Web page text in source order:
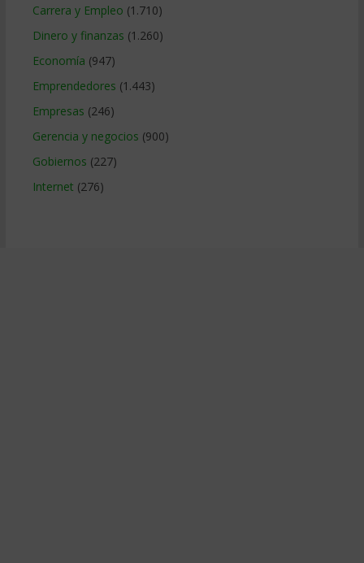
Carrera y Empleo (1.710)
Dinero y finanzas (1.260)
Economía (947)
Emprendedores (1.443)
Empresas (246)
Gerencia y negocios (900)
Gobiernos (227)
Internet (276)